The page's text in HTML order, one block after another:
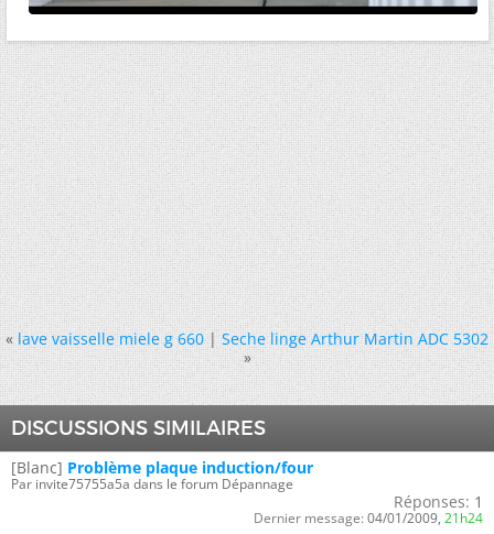
« lave vaisselle miele g 660|Seche linge Arthur Martin ADC 5302
»
DISCUSSIONS SIMILAIRES
[Blanc] Problème plaque induction/four
Par invite75755a5a dans le forum Dépannage
Réponses: 1
Dernier message: 04/01/2009, 21h24